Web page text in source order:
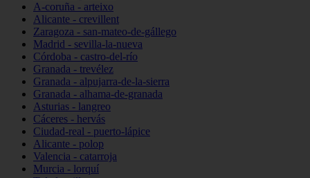
A-coruña - arteixo
Alicante - crevillent
Zaragoza - san-mateo-de-gállego
Madrid - sevilla-la-nueva
Córdoba - castro-del-río
Granada - trevélez
Granada - alpujarra-de-la-sierra
Granada - alhama-de-granada
Asturias - langreo
Cáceres - hervás
Ciudad-real - puerto-lápice
Alicante - polop
Valencia - catarroja
Murcia - lorquí